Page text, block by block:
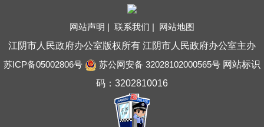
网站声明 | 联系我们 | 网站地图
江阴市人民政府办公室版权所有 江阴市人民政府办公室主办
苏ICP备05002806号
苏公网安备 32028102000565号网站标识
码：3202810016